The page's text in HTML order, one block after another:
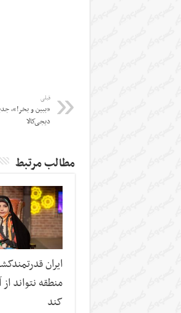
قبلی
«ببین و بخر!»،
دیجی‌کالا
مطالب مرتبط
ایران
منطقه نتواند
کند